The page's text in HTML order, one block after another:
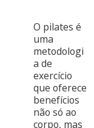
O pilates é
uma
metodologi
a de
exercício
que oferece
benefícios
não só ao
corpo, mas